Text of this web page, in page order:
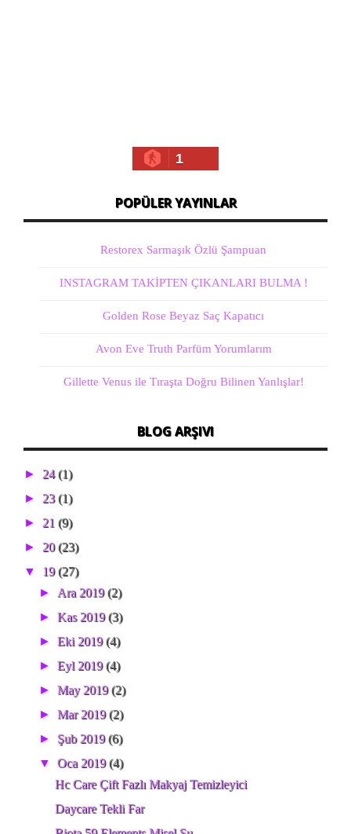
1
POPÜLER YAYINLAR
Restorex Sarmaşık Özlü Şampuan
INSTAGRAM TAKİPTEN ÇIKANLARI BULMA !
Golden Rose Beyaz Saç Kapatıcı
Avon Eve Truth Parfüm Yorumlarım
Gillette Venus ile Tıraşta Doğru Bilinen Yanlışlar!
BLOG ARŞIVI
► 24(1)
► 23(1)
► 21 (9)
► 20(23)
▼ 19(27)
► Ara 2019(2)
►Kas 2019(3)
►Eki 2019(4)
►Eyl 2019(4)
►May 2019(2)
►Mar 2019(2)
► Şub 2019(6)
▼Oca 2019(4)
Hc Care Çift Fazlı Makyaj Temizleyici
Daycare Tekli Far